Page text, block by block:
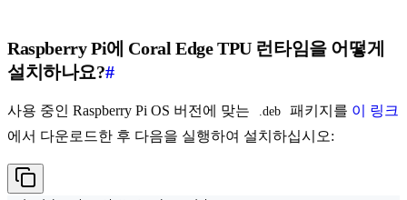
Raspberry Pi에 Coral Edge TPU 런타임을 어떻게
설치하나요?#
사용 중인 Raspberry Pi OS 버전에 맞는 .deb 패키지를 이 링크
에서 다운로드한 후 다음을 실행하여 설치하십시오: